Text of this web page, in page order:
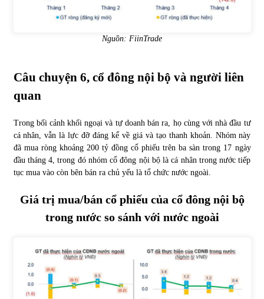
Nguồn: FiinTrade
Câu chuyện 6, cổ đông nội bộ và người liên
quan
Trong bối cảnh khối ngoại và tự doanh bán ra, họ cùng với nhà đầu tư
cá nhân, vẫn là lực đỡ đáng kể về giá và tạo thanh khoản. Nhóm này
đã mua ròng khoảng 200 tỷ đồng cổ phiếu trên ba sàn trong 17 ngày
đầu tháng 4, trong đó nhóm cổ đông nội bộ là cá nhân trong nước tiếp
tục mua vào còn bên bán ra chủ yếu là tổ chức nước ngoài.
Giá trị mua/bán cổ phiếu của cổ đông nội bộ
trong nước so sánh với nước ngoài